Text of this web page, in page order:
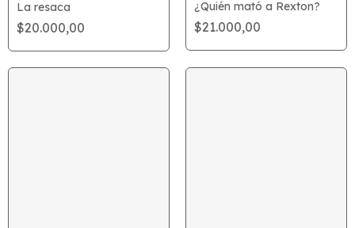
La resaca
$20.000,00
¿Quién mató a Rexton?
$21.000,00